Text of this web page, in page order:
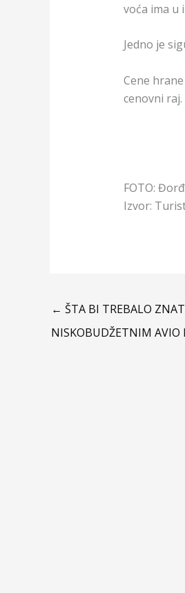
voća ima u
Jedno je
Cene
cenovni raj.
FOTO:
Izvor:
← ŠTA BI TREBALO
NISKOBUDŽETNIM AVIO